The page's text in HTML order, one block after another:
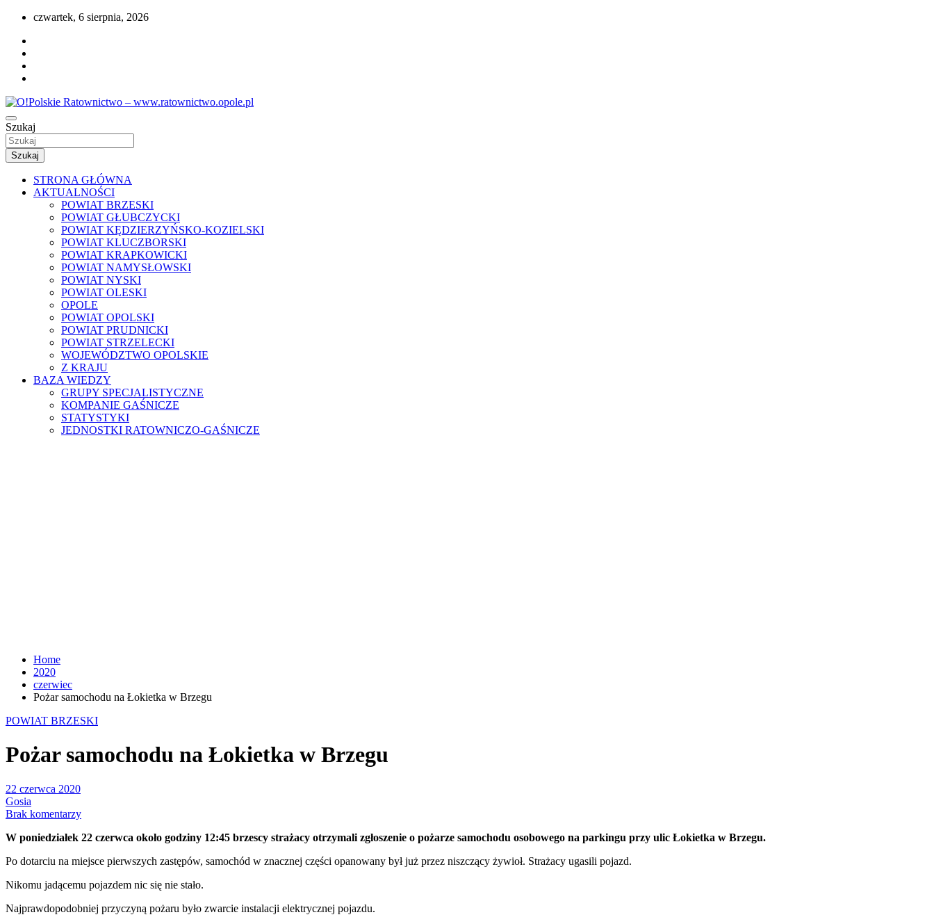
Przejdź
treści
czwartek, 6 sierpnia, 2026
O!Polskie Ratownictwo – www.ratownictwo.opole.pl
Portal opolskiego i polskiego ratownictwa.
Szukaj
Szukaj
STRONA GŁÓWNA
AKTUALNOŚCI
POWIAT BRZESKI
POWIAT GŁUBCZYCKI
POWIAT KĘDZIERZYŃSKO-KOZIELSKI
POWIAT KLUCZBORSKI
POWIAT KRAPKOWICKI
POWIAT NAMYSŁOWSKI
POWIAT NYSKI
POWIAT OLESKI
OPOLE
POWIAT OPOLSKI
POWIAT PRUDNICKI
POWIAT STRZELECKI
WOJEWÓDZTWO OPOLSKIE
Z KRAJU
BAZA WIEDZY
GRUPY SPECJALISTYCZNE
KOMPANIE GAŚNICZE
STATYSTYKI
JEDNOSTKI RATOWNICZO-GAŚNICZE
Home
2020
czerwiec
Pożar samochodu na Łokietka w Brzegu
POWIAT BRZESKI
Pożar samochodu na Łokietka w Brzegu
22 czerwca 2020
Gosia
Brak komentarzy
W poniedziałek 22 czerwca około godziny 12:45 brzescy strażacy otrzymali zgłoszenie o pożarze samochodu osobowego na parkingu przy ulic Łokietka w Brzegu.
Po dotarciu na miejsce pierwszych zastępów, samochód w znacznej części opanowany był już przez niszczący żywioł. Strażacy ugasili pojazd.
Nikomu jadącemu pojazdem nic się nie stało.
Najprawdopodobniej przyczyną pożaru było zwarcie instalacji elektrycznej pojazdu.